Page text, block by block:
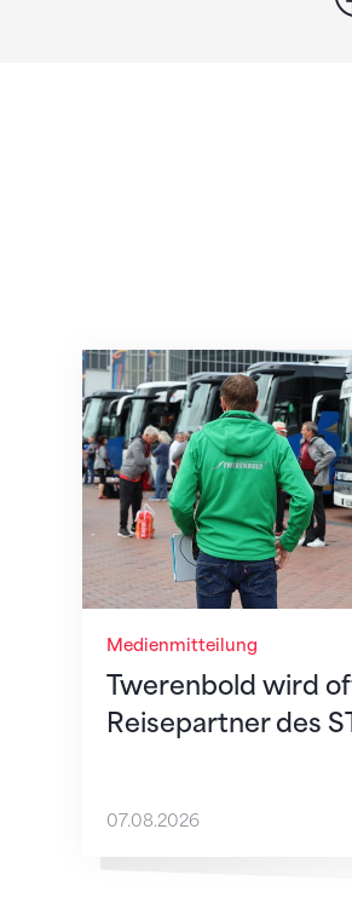
Medienmitteilung
Twerenbold wird
Reisepartner des
Twerenbold wird
07.08.2026